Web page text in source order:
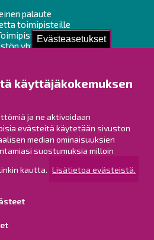
Evästeasetukset
käyttäjäkokemuksen
ja ne aktivoidaan
evästeitä käytetään sivuston
median ominaisuuksien
suostumuksia milloin
kautta. Lisätietoa evästeistä.
palaute
toimipisteille
yhteystiedot
LinkedInissä
YouTubessa
ja pöytäkirjat